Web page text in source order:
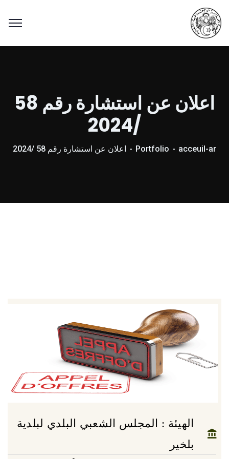
اعلان عن استشارة رقم 58
/2024
acceuil-ar
Portfolio اعلان عن استشارة رقم 58 /2024
الهيئة : المجلس الشعبي البلدي لبلدية
بلخير